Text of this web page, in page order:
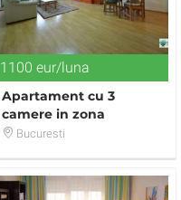
1100 eur/luna
Apartament cu 3
camere in zona
Soseaua Nordului
Bucuresti